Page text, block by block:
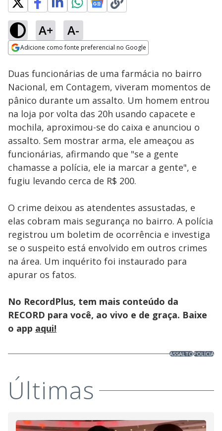
A+ A-
Adicione como fonte preferencial no Google
Ativar
Loaded:
53.57%
Duas funcionárias de uma farmácia no bairro
Nacional, em Contagem, viveram momentos de
pânico durante um assalto. Um homem entrou
na loja por volta das 20h usando capacete e
mochila, aproximou-se do caixa e anunciou o
assalto. Sem mostrar arma, ele ameaçou as
funcionárias, afirmando que "se a gente
chamasse a polícia, ele ia marcar a gente", e
fugiu levando cerca de R$ 200.
O crime deixou as atendentes assustadas, e
elas cobram mais segurança no bairro. A polícia
registrou um boletim de ocorrência e investiga
se o suspeito está envolvido em outros crimes
na área. Um inquérito foi instaurado para
apurar os fatos.
No RecordPlus, tem mais conteúdo da
RECORD para você, ao vivo e de graça. Baixe
o app aqui!
ASSALTOPOLÍCIA
Últimas